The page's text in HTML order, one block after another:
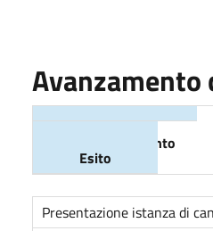
Fasi dell'intervento
Esito
Presentazione istanza di